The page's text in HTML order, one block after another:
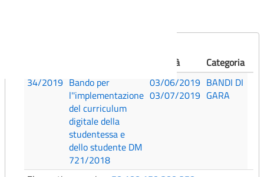
Validità
Categoria
34/2019 Bando per
l''implementazione
del curriculum
digitale della
studentessa e
dello studente DM
721/2018
03/06/2019
03/07/2019
BANDI DI
GARA